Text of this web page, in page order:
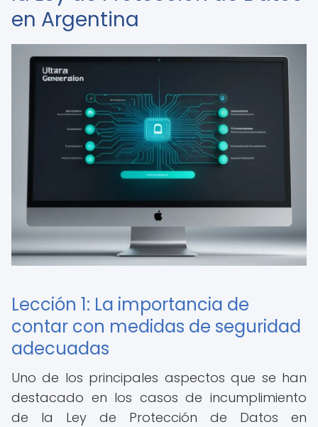
en Argentina
Lección 1: La importancia de
contar con medidas de seguridad
adecuadas
Uno de los principales aspectos que se han
destacado en los casos de incumplimiento
de la Ley de Protección de Datos en